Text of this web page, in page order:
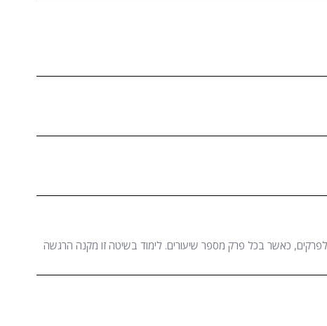
כאשר בכל פרק מספר שיעורים. לימוד בשיטה זו מקנה הרגשה